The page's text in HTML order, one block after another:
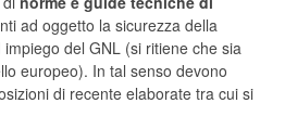
ad oggetto la sicurezza della
del GNL (si ritiene che sia
europeo). In tal senso devono
di recente elaborate tra cui si